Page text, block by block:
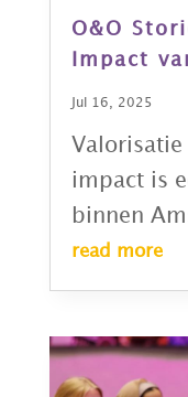
O&O
Impact
Jul 16, 2025
impact is
binnen
read more